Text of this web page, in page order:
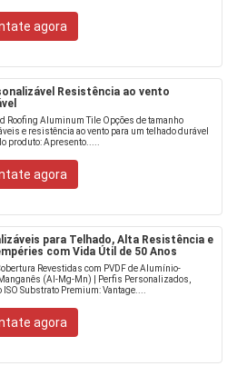
agora
Resistência ao vento
Roofing Aluminum Tile Opções de tamanho
e resistência ao vento para um telhado durável
produto: Apresento.....
agora
para Telhado, Alta Resistência e
com Vida Útil de 50 Anos
Revestidas com PVDF de Alumínio-
(Al-Mg-Mn) | Perfis Personalizados,
ISO Substrato Premium: Vantage....
agora